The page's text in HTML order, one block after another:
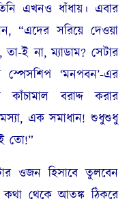
এখনও ধাঁধায়। এবার
“এদের সরিয়ে দেওয়া
ই না, ম্যাডাম? সেটার
‘মনপবন’-এর
বরাদ্দ করার
এক সমাধান! শুধুশুধু
তো!”
ওজন হিসাবে তুলবেন
কথা থেকে আতঙ্ক ঠিকরে